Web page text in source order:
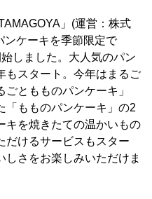
」(運営：株式
ンケーキを季節限定で
しました。大人気のパン
もスタート。今年はまるご
ともものパンケーキ」
「もものパンケーキ」の2
キを焼きたての温かいもの
だけるサービスもスター
しさをお楽しみいただけま